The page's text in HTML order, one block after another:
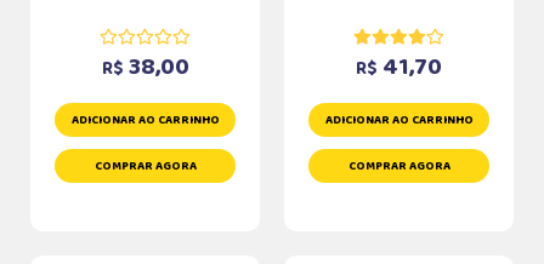
R$ 38,00
ADICIONAR AO CARRINHO
COMPRAR AGORA
R$ 41,70
ADICIONAR AO CARRINHO
COMPRAR AGORA